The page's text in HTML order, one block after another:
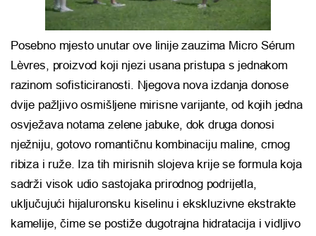
Posebno mjesto unutar ove linije zauzima Micro Sérum
Lèvres, proizvod koji njezi usana pristupa s jednakom
razinom sofisticiranosti. Njegova nova izdanja donose
dvije pažljivo osmišljene mirisne varijante, od kojih jedna
osvježava notama zelene jabuke, dok druga donosi
nježniju, gotovo romantičnu kombinaciju maline, crnog
ribiza i ruže. Iza tih mirisnih slojeva krije se formula koja
sadrži visok udio sastojaka prirodnog podrijetla,
uključujući hijaluronsku kiselinu i ekskluzivne ekstrakte
kamelije, čime se postiže dugotrajna hidratacija i vidljivo